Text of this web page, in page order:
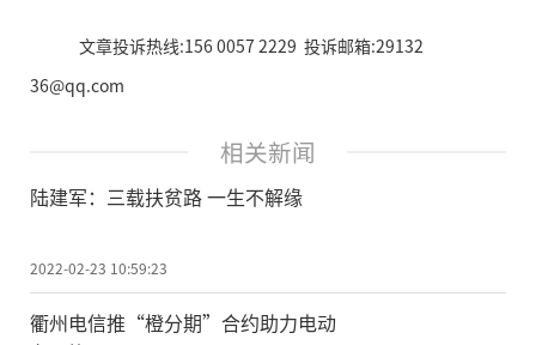
文章投诉热线:156 0057 2229 投诉邮箱:29132
36@qq.com
相关新闻
陆建军：三载扶贫路 一生不解缘
2022-02-23 10:59:23
衢州电信推“橙分期”合约助力电动